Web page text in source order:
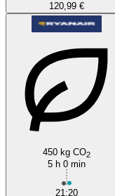
120,99 €
450 kg CO2
5 h 0 min
21:20